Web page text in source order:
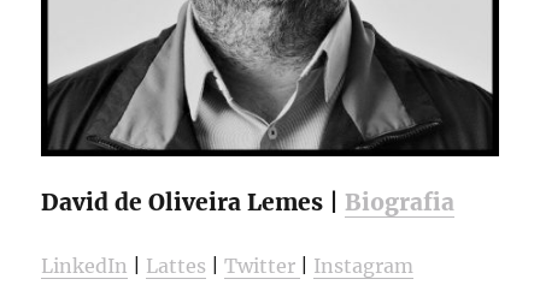
David de Oliveira Lemes | Biografia
LinkedIn Lattes |Twitter
Instagram